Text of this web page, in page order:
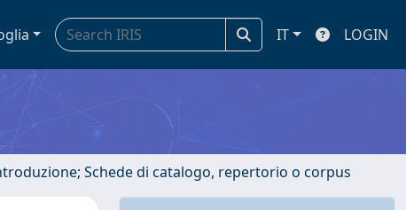
IT LOGIN
Schede di catalogo, repertorio o corpus